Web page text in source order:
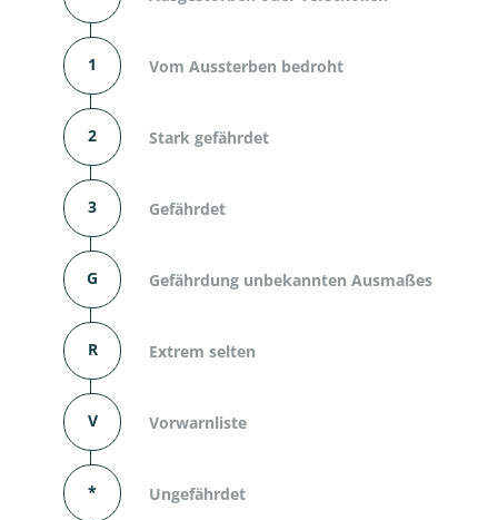
1 Vom Aussterben bedroht
2 Stark gefährdet
3 Gefährdet
G Gefährdung unbekannten Ausmaßes
R Extrem selten
V Vorwarnliste
* Ungefährdet